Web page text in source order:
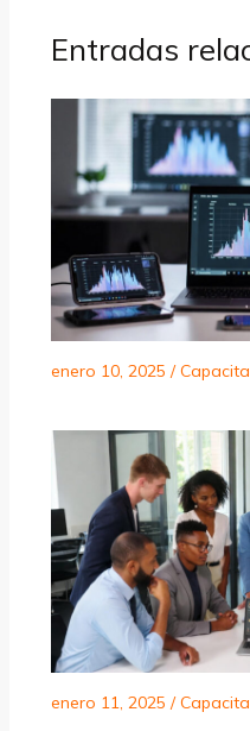
Entradas
enero 10, 2025 /
enero 11, 2025 /